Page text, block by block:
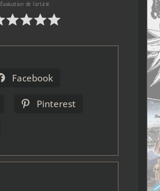
Évaluation de l'article
Facebook
Pinterest